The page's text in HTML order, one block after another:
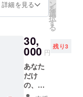
（花豆
アン）3
凍） 佐
久鯉焼
き（花
豆ア
ン）3匹
（冷
詳細を見る ン
を
選
択
す
る
30,
000 円
残り3
あなた
だけ
の、オ
リジナ